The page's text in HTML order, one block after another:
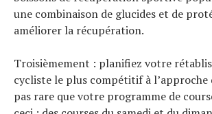
une combinaison de glucides et de
améliorer la récupération.
Troisièmement : planifiez votre
cycliste le plus compétitif à l’approche
pas rare que votre programme de